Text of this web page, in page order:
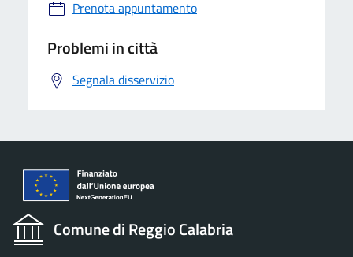
Prenota appuntamento
Problemi in città
Segnala disservizio
Comune di Reggio Calabria